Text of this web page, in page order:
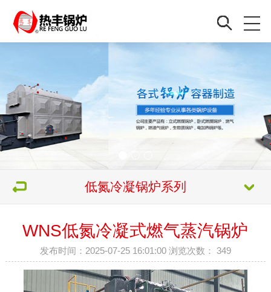
低氮冷凝锅炉系列
WNS低氮冷凝式燃气蒸汽锅炉
发布时间：2025-07-25 16:01:00 浏览次数： 349